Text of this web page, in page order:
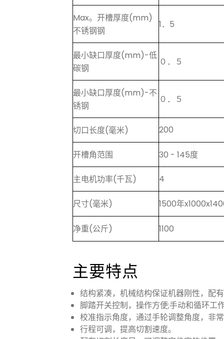
Max。开槽厚度(mm)
不锈钢钢
1．5
最小缺口厚度(mm)-低
碳钢
０．５
最小缺口厚度(mm)-不
锈钢
０．５
切口长度(毫米) 200
开槽角范围 30 - 145度
主电机功率(千瓦) 4
尺寸(毫米) 1500年
净重(公斤) 1100
主要特点
结构紧凑，机械结构保证机器刚性，配
脚踏开关控制，操作方便;手动和循环工
校准指示角度，通过手轮调整角度，非
行程可调，提高切割速度。